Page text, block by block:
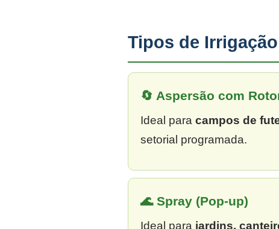
Tipos de
🔄 Aspersão com
Ideal para campos de
setorial programada.
🌊 Spray (Pop-up)
Ideal para jardins,